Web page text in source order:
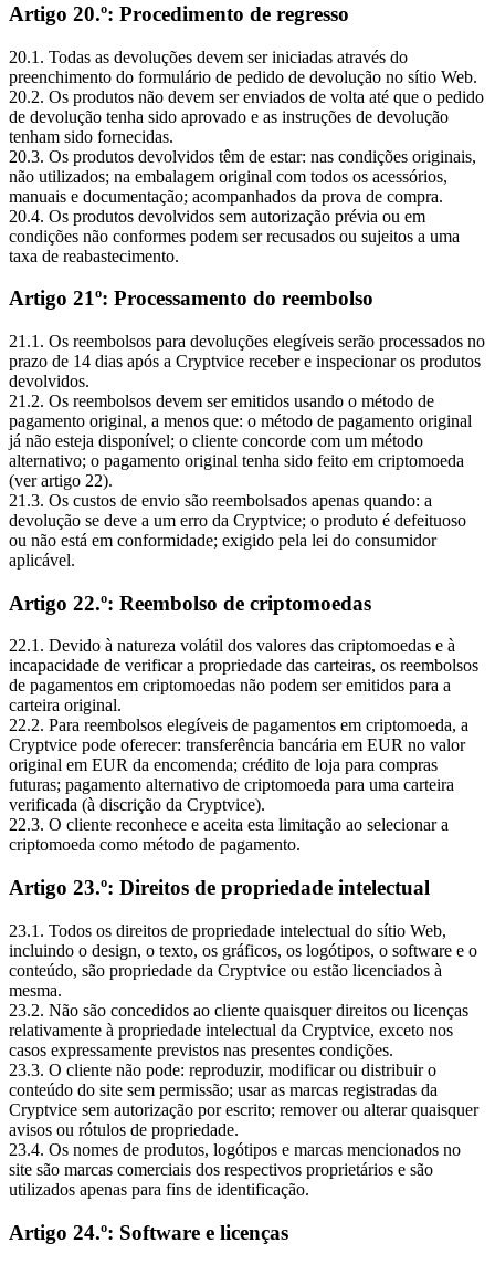
Artigo 20.º: Procedimento de regresso
20.1. Todas as devoluções devem ser iniciadas através do
preenchimento do formulário de pedido de devolução no sítio Web.
20.2. Os produtos não devem ser enviados de volta até que o pedido
de devolução tenha sido aprovado e as instruções de devolução
tenham sido fornecidas.
20.3. Os produtos devolvidos têm de estar: nas condições originais,
não utilizados; na embalagem original com todos os acessórios,
manuais e documentação; acompanhados da prova de compra.
20.4. Os produtos devolvidos sem autorização prévia ou em
condições não conformes podem ser recusados ou sujeitos a uma
taxa de reabastecimento.
Artigo 21º: Processamento do reembolso
21.1. Os reembolsos para devoluções elegíveis serão processados no
prazo de 14 dias após a Cryptvice receber e inspecionar os produtos
devolvidos.
21.2. Os reembolsos devem ser emitidos usando o método de
pagamento original, a menos que: o método de pagamento original
já não esteja disponível; o cliente concorde com um método
alternativo; o pagamento original tenha sido feito em criptomoeda
(ver artigo 22).
21.3. Os custos de envio são reembolsados apenas quando: a
devolução se deve a um erro da Cryptvice; o produto é defeituoso
ou não está em conformidade; exigido pela lei do consumidor
aplicável.
Artigo 22.º: Reembolso de criptomoedas
22.1. Devido à natureza volátil dos valores das criptomoedas e à
incapacidade de verificar a propriedade das carteiras, os reembolsos
de pagamentos em criptomoedas não podem ser emitidos para a
carteira original.
22.2. Para reembolsos elegíveis de pagamentos em criptomoeda, a
Cryptvice pode oferecer: transferência bancária em EUR no valor
original em EUR da encomenda; crédito de loja para compras
futuras; pagamento alternativo de criptomoeda para uma carteira
verificada (à discrição da Cryptvice).
22.3. O cliente reconhece e aceita esta limitação ao selecionar a
criptomoeda como método de pagamento.
Artigo 23.º: Direitos de propriedade intelectual
23.1. Todos os direitos de propriedade intelectual do sítio Web,
incluindo o design, o texto, os gráficos, os logótipos, o software e o
conteúdo, são propriedade da Cryptvice ou estão licenciados à
mesma.
23.2. Não são concedidos ao cliente quaisquer direitos ou licenças
relativamente à propriedade intelectual da Cryptvice, exceto nos
casos expressamente previstos nas presentes condições.
23.3. O cliente não pode: reproduzir, modificar ou distribuir o
conteúdo do site sem permissão; usar as marcas registradas da
Cryptvice sem autorização por escrito; remover ou alterar quaisquer
avisos ou rótulos de propriedade.
23.4. Os nomes de produtos, logótipos e marcas mencionados no
site são marcas comerciais dos respectivos proprietários e são
utilizados apenas para fins de identificação.
Artigo 24.º: Software e licenças